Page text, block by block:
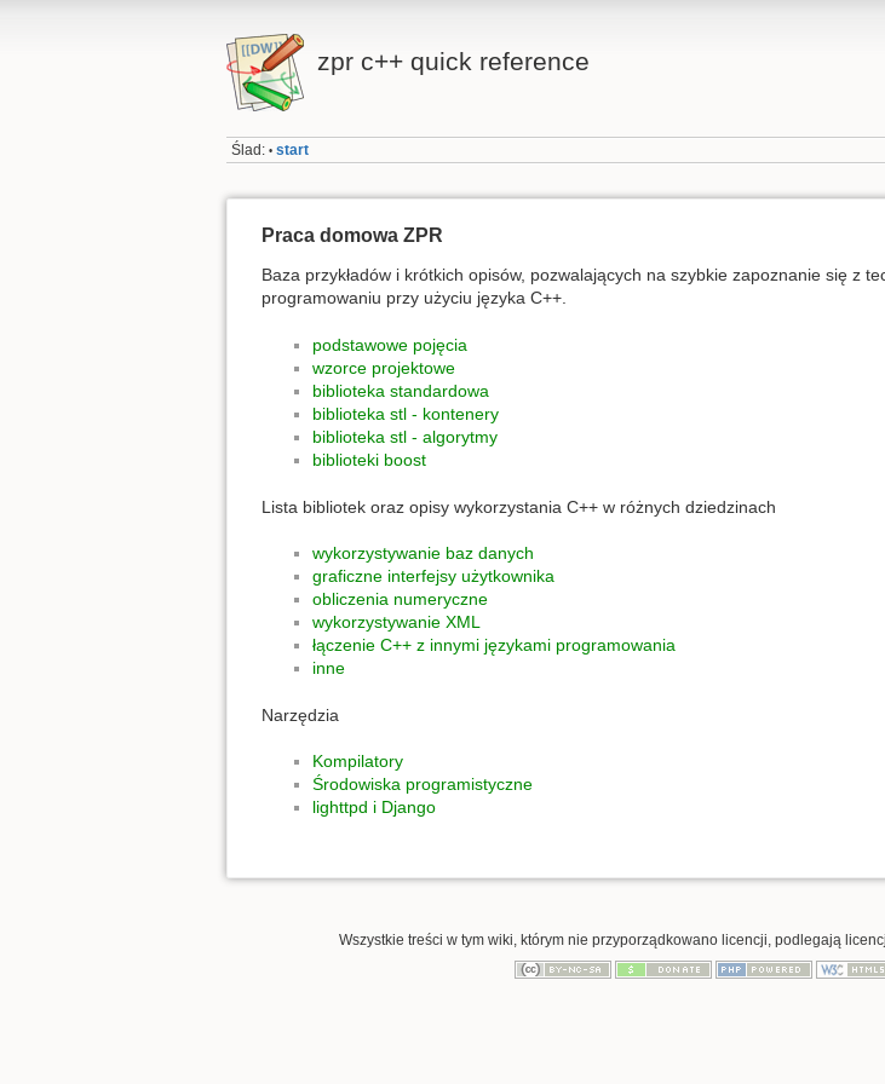
zpr c++ quick reference
Ślad: • start
Praca domowa ZPR
Baza przykładów i krótkich opisów, pozwalających na szybkie zapoznanie się z
programowaniu przy użyciu języka C++.
podstawowe pojęcia
wzorce projektowe
biblioteka standardowa
biblioteka stl - kontenery
biblioteka stl - algorytmy
biblioteki boost
Lista bibliotek oraz opisy wykorzystania C++ w różnych dziedzinach
wykorzystywanie baz danych
graficzne interfejsy użytkownika
obliczenia numeryczne
wykorzystywanie XML
łączenie C++ z innymi językami programowania
inne
Narzędzia
Kompilatory
Środowiska programistyczne
lighttpd i Django
Wszystkie treści w tym wiki, którym nie przyporządkowano licencji, podlegają